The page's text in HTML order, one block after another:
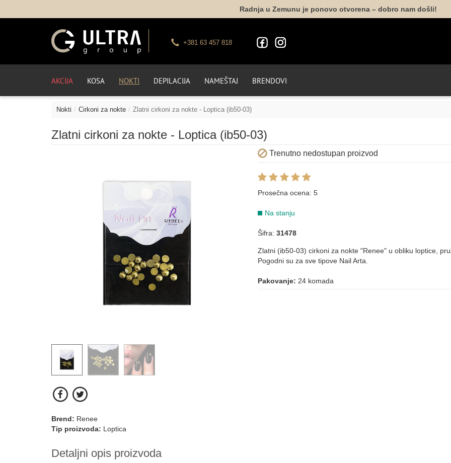
Radnja u Zemunu je ponovo otvorena – dobro nam došli!
+381 63 457 818
AKCIJA KOSA NOKTI DEPILACIJA NAMEŠTAJ BRENDOVI
Nokti Cirkoni za nokte Zlatni cirkoni za nokte - Loptica (ib50-03)
Zlatni cirkoni za nokte - Loptica (ib50-03)
Trenutno nedostupan proizvod
Prosečna ocena:5
Na stanju
Šifra:31478
Zlatni (ib50-03) cirkoni za nokte "Renee" u obliku loptice,
Pogodni su za sve tipove Nail Arta.
Pakovanje: 24 komada
Brend: Renee
Tip proizvoda: Loptica
Detaljni opis proizvoda